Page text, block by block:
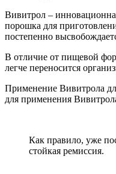
Вивитрол –
порошка для
постепенно
В отличие от пищевой
легче переносится
Применение Вивитрола
для применения
Как правило, уже
стойкая ремиссия.